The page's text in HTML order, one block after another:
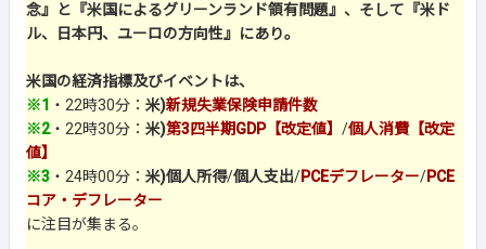
念』と『米国によるグリーンランド領有問題』、そして『米ド
ル、日本円、ユーロの方向性』にあり。
米国の経済指標及びイベントは、
※1 ・22時30分： 米)新規失業保険申請件数
※2・22時30分： 米)第3四半期GDP【改定値】 /個人消費【改定
値】
※3 ・24時00分： 米)個人所得/個人支出/PCEデフレーター/PCE
コア・デフレーター
に注目が集まる。